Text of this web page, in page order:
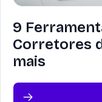
9
Corretores
mais